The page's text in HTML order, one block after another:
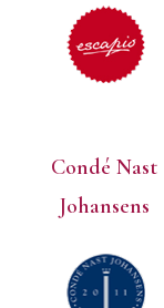
Condé Nast
Johansens